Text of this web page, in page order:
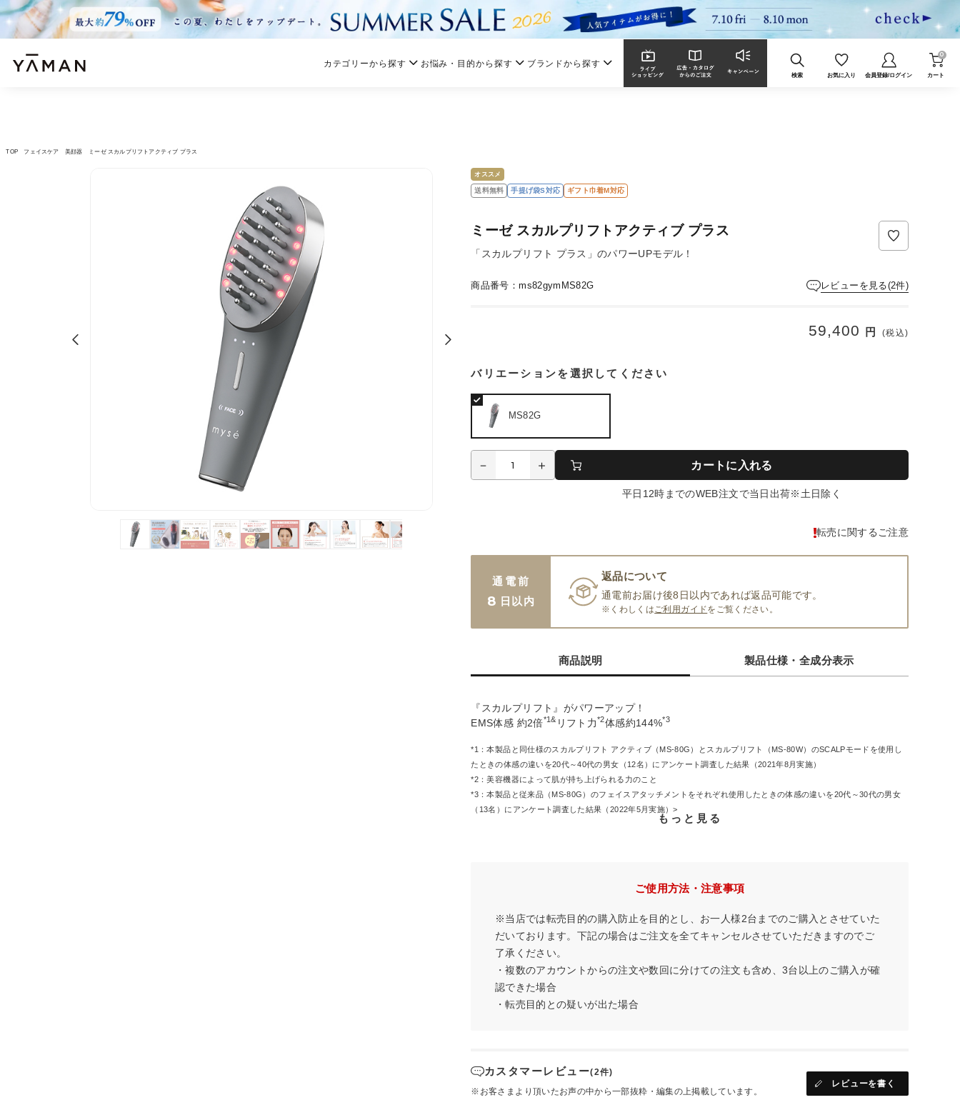
カテゴリーから探す お悩み・目的から探す ブランドから探す
検索 お気に入り 会員登録/ログイン カート
0
TOP フェイスケア 美顔器 ミーゼ スカルプリフトアクティブ プラス
オススメ
送料無料 手提げ袋S対応 ギフト巾着M対応
ミーゼ スカルプリフトアクティブ プラス
「スカルプリフト プラス」のパワーUPモデル！
商品番号：ms82gymMS82G レビューを見る(2件)
59,400 円 (税込)
バリエーションを選択してください
MS82G
カートに入れる
平日12時までのWEB注文で当日出荷※土日除く
転売に関するご注意
通電前
8 日以内
返品について
通電前お届け後8日以内であれば返品可能です。
※くわしくは ご利用ガイドをご覧ください。
商品説明 製品仕様・全成分表示
『スカルプリフト』がパワーアップ！
EMS体感 約2倍*1&リフト力*2体感約144%*3
*1：本製品と同仕様のスカルプリフト アクティブ（MS-80G）とスカルプリフト（MS-80W）のSCALPモードを使用し
たときの体感の違いを20代～40代の男女（12名）にアンケート調査した結果（2021年8月実施）
*2：美容機器によって肌が持ち上げられる力のこと
*3：本製品と従来品（MS-80G）のフェイスアタッチメントをそれぞれ使用したときの体感の違いを20代～30代の男女
（13名）にアンケート調査した結果（2022年5月実施）>
もっと見る
ご使用方法・注意事項
※当店では転売目的の購入防止を目的とし、お一人様2台までのご購入とさせていた
だいております。下記の場合はご注文を全てキャンセルさせていただきますのでご
了承ください。
・複数のアカウントからの注文や数回に分けての注文も含め、3台以上のご購入が確
認できた場合
・転売目的との疑いが出た場合
カスタマーレビュー(2件)
※お客さまより頂いたお声の中から一部抜粋・編集の上掲載しています。
レビューを書く